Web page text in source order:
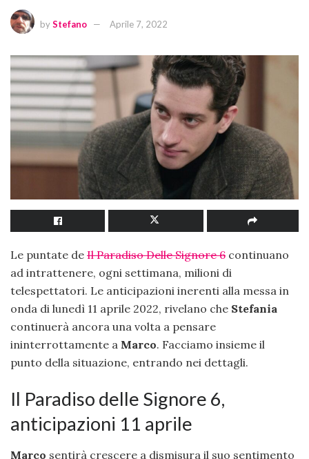
byStefano Aprile 7, 2022
Le puntate de Il Paradiso Delle Signore 6 continuano
ad intrattenere, ogni settimana, milioni di
telespettatori. Le anticipazioni inerenti alla messa in
onda di lunedì 11 aprile 2022, rivelano che Stefania
continuerà ancora una volta a pensare
ininterrottamente a Marco. Facciamo insieme il
punto della situazione, entrando nei dettagli.
Il Paradiso delle Signore 6,
anticipazioni 11 aprile
Marco sentirà crescere a dismisura il suo sentimento